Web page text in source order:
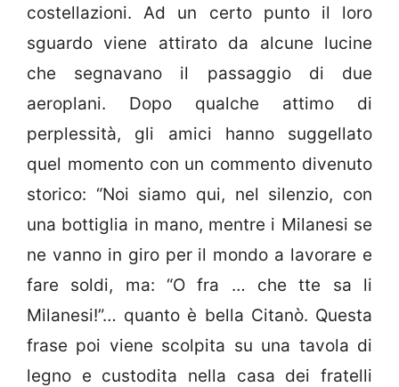
costellazioni. Ad un certo punto il loro
sguardo viene attirato da alcune lucine
che segnavano il passaggio di due
aeroplani. Dopo qualche attimo di
perplessità, gli amici hanno suggellato
quel momento con un commento divenuto
storico: “Noi siamo qui, nel silenzio, con
una bottiglia in mano, mentre i Milanesi se
ne vanno in giro per il mondo a lavorare e
fare soldi, ma: “O fra … che tte sa li
Milanesi!”… quanto è bella Citanò. Questa
frase poi viene scolpita su una tavola di
legno e custodita nella casa dei fratelli